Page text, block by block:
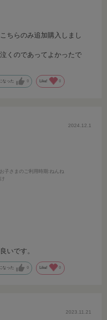
ちらのみ追加購入しまし
くのであってよかったで
なった 0 Like! 0
2024.12.1
お子さまのご利用時期 :ねんね
いです。
なった 0 Like! 0
2023.11.21